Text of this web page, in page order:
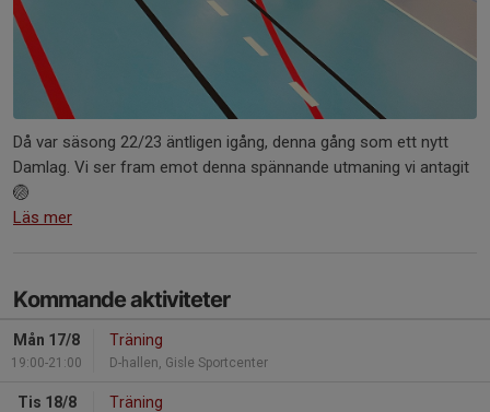
Då var säsong 22/23 äntligen igång, denna gång som ett nytt
Damlag. Vi ser fram emot denna spännande utmaning vi antagit
🏐
Läs mer
Kommande aktiviteter
Mån 17/8
19:00-21:00
Träning
D-hallen, Gisle Sportcenter
Tis 18/8 Träning